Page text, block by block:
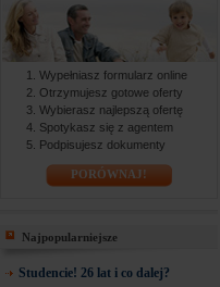
Wypełniasz formularz online
Otrzymujesz gotowe oferty
Wybierasz najlepszą ofertę
Spotykasz się z agentem
Podpisujesz dokumenty
PORÓWNAJ!
Najpopularniejsze
Studencie! 26 lat i co dalej?